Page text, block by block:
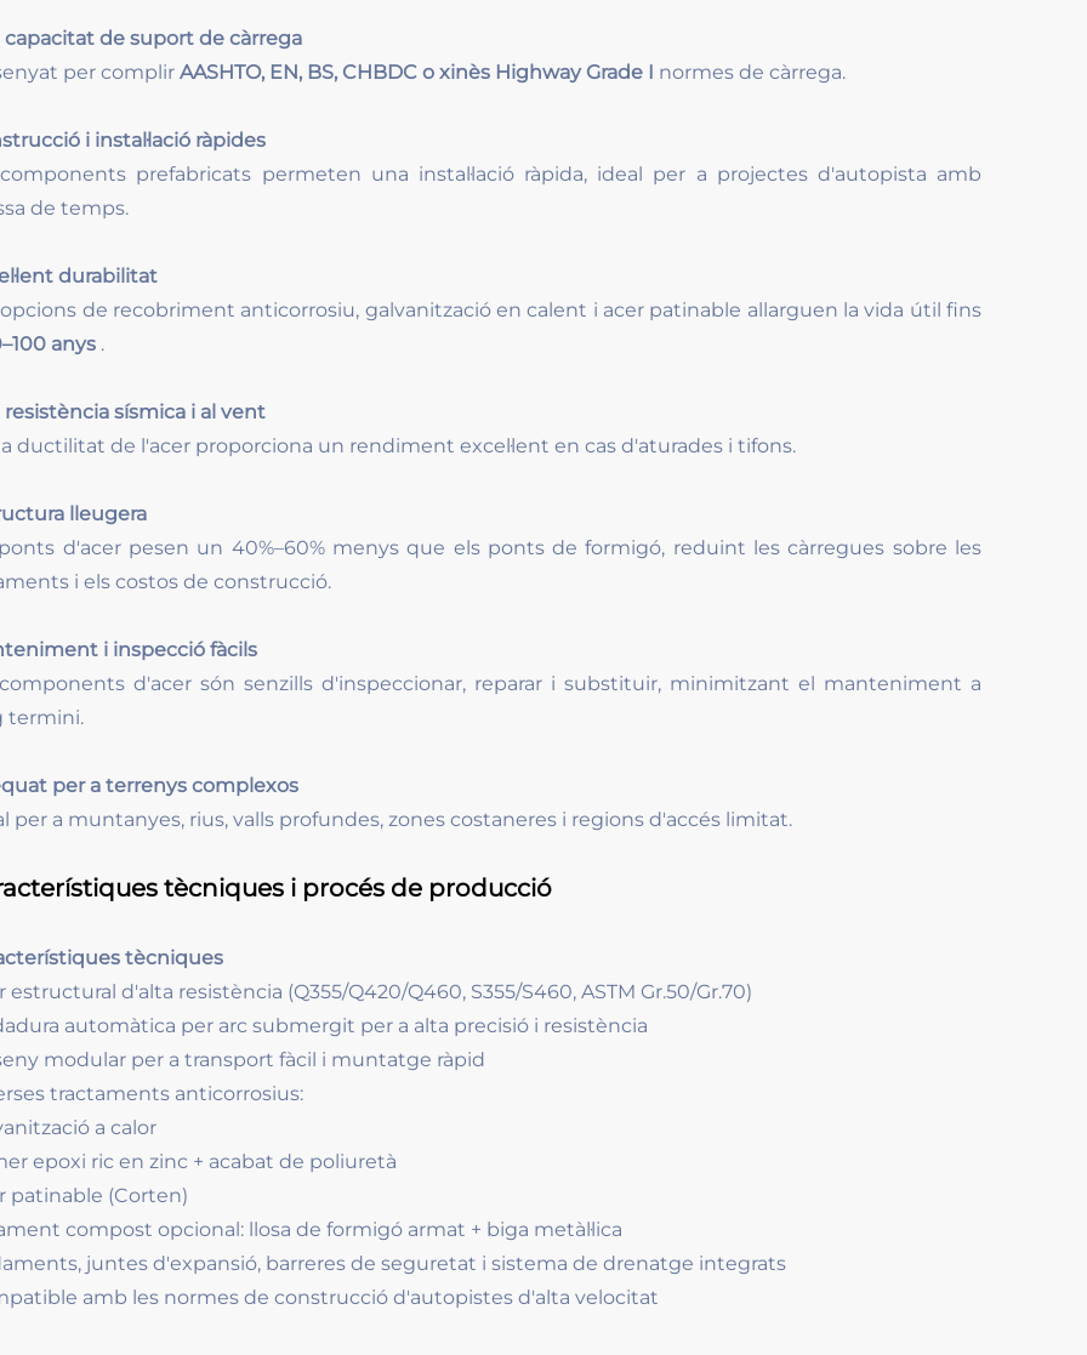
capacitat de suport de càrrega
per complir AASHTO, EN, BS, CHBDC o xinès Highway Grade I normes de càrrega.
i instal·lació ràpides
prefabricats permeten una instal·lació ràpida, ideal per a projectes d'autopista amb
de temps.
durabilitat
de recobriment anticorrosiu, galvanització en calent i acer patinable allarguen la vida útil fins
anys .
resistència sísmica i al vent
ductilitat de l'acer proporciona un rendiment excel·lent en cas d'aturades i tifons.
lleugera
d'acer pesen un 40%–60% menys que els ponts de formigó, reduint les càrregues sobre les
i els costos de construcció.
i inspecció fàcils
d'acer són senzills d'inspeccionar, reparar i substituir, minimitzant el manteniment a
termini.
per a terrenys complexos
per a muntanyes, rius, valls profundes, zones costaneres i regions d'accés limitat.
tècniques i procés de producció
tècniques
estructural d'alta resistència (Q355/Q420/Q460, S355/S460, ASTM Gr.50/Gr.70)
automàtica per arc submergit per a alta precisió i resistència
modular per a transport fàcil i muntatge ràpid
tractaments anticorrosius:
a calor
epoxi ric en zinc + acabat de poliuretà
patinable (Corten)
compost opcional: llosa de formigó armat + biga metàl·lica
juntes d'expansió, barreres de seguretat i sistema de drenatge integrats
amb les normes de construcció d'autopistes d'alta velocitat